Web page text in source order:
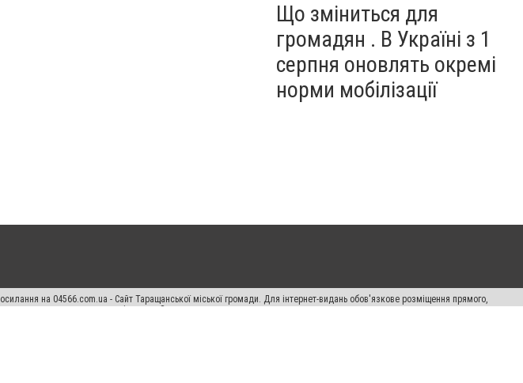
Що зміниться для
громадян . В Україні з 1
серпня оновлять окремі
норми мобілізації
на 04566.com.ua - Cайт Таращанської міської громади. Для інтернет-видань обов'язкове розміщення прямого,
виняткових прав переслідується Законом.